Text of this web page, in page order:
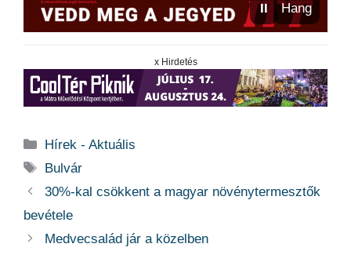
⏸ Hang
x Hirdetés
Kategória
Hírek - Aktuális
Címkék
Bulvár
30%-kal csökkent a magyar növénytermesztők
bevétele
Medvecsalád jár a közelben